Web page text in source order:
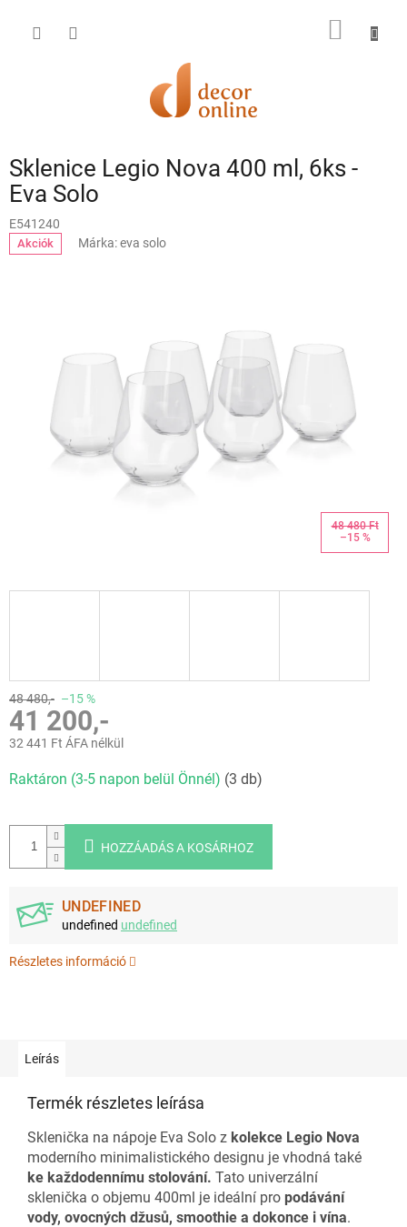
KOSÁR
Sklenice Legio Nova 400 ml, 6ks -
Eva Solo
E541240
Akciók Márka:eva solo
48 480 Ft
–15 %
48 480,- –15 %
41 200,-
32 441 Ft ÁFA nélkül
Raktáron (3-5 napon belül Önnél) (3 db)
HOZZÁADÁS A KOSÁRHOZ
UNDEFINED
undefined undefined
Részletes információ
Leírás
Termék részletes leírása
Sklenička na nápoje Eva Solo z kolekce Legio Nova
moderního minimalistického designu je vhodná také
ke každodennímu stolování. Tato univerzální
sklenička o objemu 400ml je ideální pro podávání
vody, ovocných džusů, smoothie a dokonce i vína.